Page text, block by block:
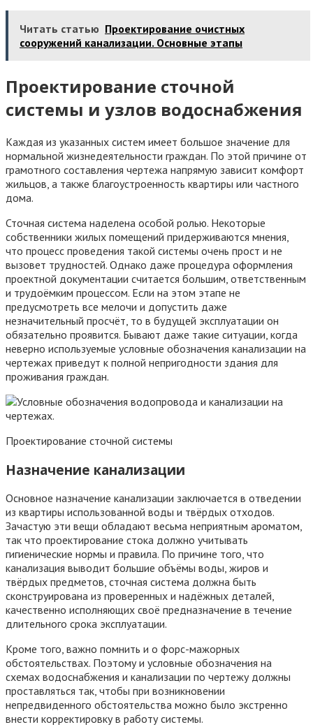
Читать статью Проектирование очистных
сооружений канализации. Основные этапы
Проектирование сточной
системы и узлов водоснабжения
Каждая из указанных систем имеет большое значение для
нормальной жизнедеятельности граждан. По этой причине от
грамотного составления чертежа напрямую зависит комфорт
жильцов, а также благоустроенность квартиры или частного
дома.
Сточная система наделена особой ролью. Некоторые
собственники жилых помещений придерживаются мнения,
что процесс проведения такой системы очень прост и не
вызовет трудностей. Однако даже процедура оформления
проектной документации считается большим, ответственным
и трудоёмким процессом. Если на этом этапе не
предусмотреть все мелочи и допустить даже
незначительный просчёт, то в будущей эксплуатации он
обязательно проявится. Бывают даже такие ситуации, когда
неверно используемые условные обозначения канализации на
чертежах приведут к полной непригодности здания для
проживания граждан.
Проектирование сточной системы
Назначение канализации
Основное назначение канализации заключается в отведении
из квартиры использованной воды и твёрдых отходов.
Зачастую эти вещи обладают весьма неприятным ароматом,
так что проектирование стока должно учитывать
гигиенические нормы и правила. По причине того, что
канализация выводит большие объёмы воды, жиров и
твёрдых предметов, сточная система должна быть
сконструирована из проверенных и надёжных деталей,
качественно исполняющих своё предназначение в течение
длительного срока эксплуатации.
Кроме того, важно помнить и о форс-мажорных
обстоятельствах. Поэтому и условные обозначения на
схемах водоснабжения и канализации по чертежу должны
проставляться так, чтобы при возникновении
непредвиденного обстоятельства можно было экстренно
внести корректировку в работу системы.